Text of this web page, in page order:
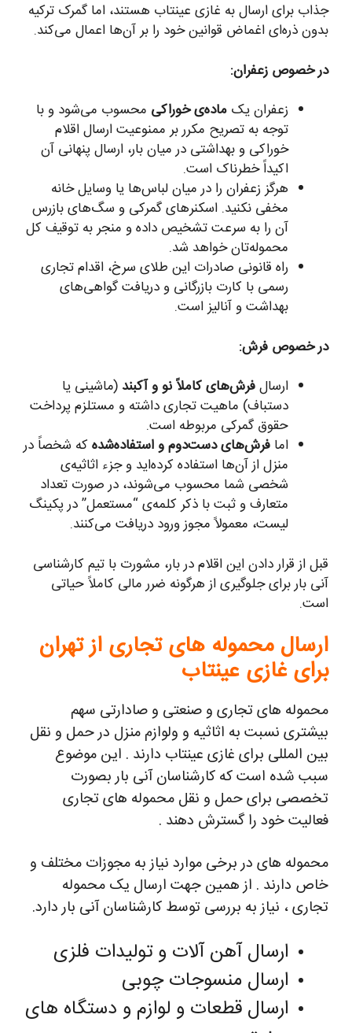
جذاب برای ارسال به غازی عینتاب هستند، اما گمرک ترکیه
بدون ذره‌ای اغماض قوانین خود را بر آن‌ها اعمال می‌کند.
در خصوص زعفران:
زعفران یک ماده‌ی خوراکی محسوب می‌شود و با
توجه به تصریح مکرر بر ممنوعیت ارسال اقلام
خوراکی و بهداشتی در میان بار، ارسال پنهانی آن
اکیداً خطرناک است.
هرگز زعفران را در میان لباس‌ها یا وسایل خانه
مخفی نکنید. اسکنرهای گمرکی و سگ‌های بازرس
آن را به سرعت تشخیص داده و منجر به توقیف کل
محموله‌تان خواهد شد.
راه قانونی صادرات این طلای سرخ، اقدام تجاری
رسمی با کارت بازرگانی و دریافت گواهی‌های
بهداشت و آنالیز است.
در خصوص فرش:
ارسالفرش‌های کاملاً نو و آکبند (ماشینی یا
دستباف) ماهیت تجاری داشته و مستلزم پرداخت
حقوق گمرکی مربوطه است.
اما فرش‌های دست‌دوم و استفاده‌شده که شخصاً در
منزل از آن‌ها استفاده کرده‌اید و جزء اثاثیه‌ی
شخصی شما محسوب می‌شوند، در صورت تعداد
متعارف و ثبت با ذکر کلمه‌ی “مستعمل” در پکینگ
لیست، معمولاً مجوز ورود دریافت می‌کنند.
قبل از قرار دادن این اقلام در بار، مشورت با تیم کارشناسی
آنی بار برای جلوگیری از هرگونه ضرر مالی کاملاً حیاتی
است.
ارسال محموله های تجاری از تهران
برای غازی عینتاب
محموله های تجاری و صنعتی و صادارتی سهم
بیشتری نسبت به اثاثیه و ولوازم منزل در حمل و نقل
بین المللی برای غازی عینتاب دارند . این موضوع
سبب شده است که کارشناسان آنی بار بصورت
تخصصی برای حمل و نقل محموله های تجاری
فعالیت خود را گسترش دهند .
محموله های در برخی موارد نیاز به مجوزات مختلف و
خاص دارند . از همین جهت ارسال یک محموله
تجاری ، نیاز به بررسی توسط کارشناسان آنی بار دارد.
ارسال آهن آلات و تولیدات فلزی
ارسال منسوجات چوبی
ارسال قطعات و لوازم و دستگاه های